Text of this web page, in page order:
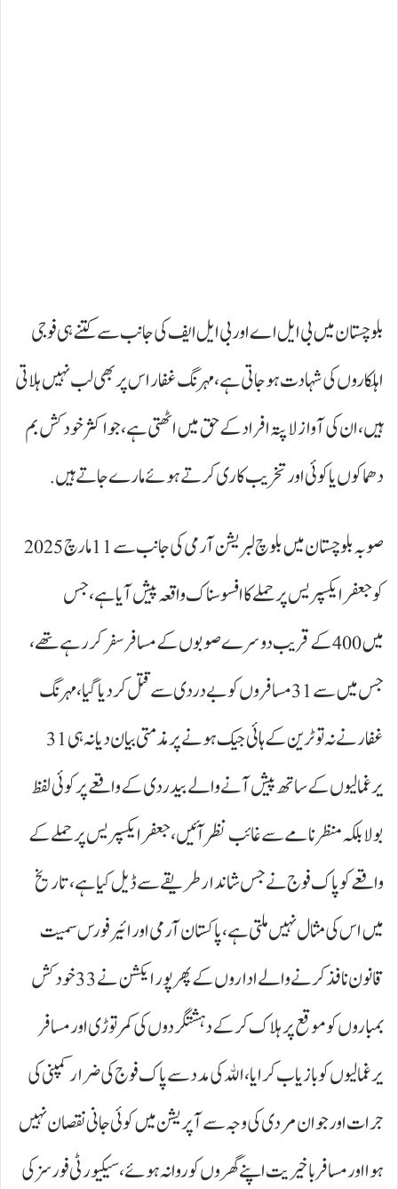
بلوچستان میں بی ایل اے اور بی ایل ایف کی جانب سے کتنے ہی فوجی
اہلکاروں کی شہادت ہوجاتی ہے، مہرنگ غفار اس پر بھی لب نہیں ہلاتی
ہیں، ان کی آواز لاپتہ افراد کے حق میں اٹھتی ہے، جو اکثر خود کش بم
دھماکوں یا کوئی اور تخریب کاری کرتے ہوئے مارے جاتے ہیں.
صوبہ بلوچستان میں بلوچ لبریشن آرمی کی جانب سے 11 مارچ 2025
کو جعفر ایکسپریس پر حملے کا افسوسناک واقعہ پیش آیا ہے، جس
میں 400 کے قریب دوسرے صوبوں کے مسافر سفر کر رہے تھے،
جس میں سے 31 مسافروں کو بے دردی سے قتل کردیا گیا، مہرنگ
غفار نے نہ تو ٹرین کے ہائی جیک ہونے پر مذمتی بیان دیا نہ ہی 31
یرغمالیوں کے ساتھ پیش آنے والے بیدردی کے واقعے پر کوئی لفظ
بولا بلکہ منظر نامے سے غائب نظر آئیں، جعفر ایکسپریس پر حملے کے
واقعے کو پاک فوج نے جس شاندار طریقے سے ڈیل کیا ہے، تاریخ
میں اس کی مثال نہیں ملتی ہے، پاکستان آرمی اور ائیر فورس سمیت
قانون نافذ کرنے والے اداروں کے پھرپور ایکشن نے 33 خود کش
بمباروں کو موقع پر ہلاک کرکے دہشتگردوں کی کمر توڑی اور مسافر
یرغمالیوں کو بازیاب کرایا، الله کی مدد سے پاک فوج کی ضرار کمپنی کی
جرات اور جوان مردی کی وجہ سے آپریشن میں کوئی جانی نقصان نہیں
ہوا اور مسافر باخیریت اپنے گھروں کو روانہ ہوئے، سیکیورٹی فورسز کی